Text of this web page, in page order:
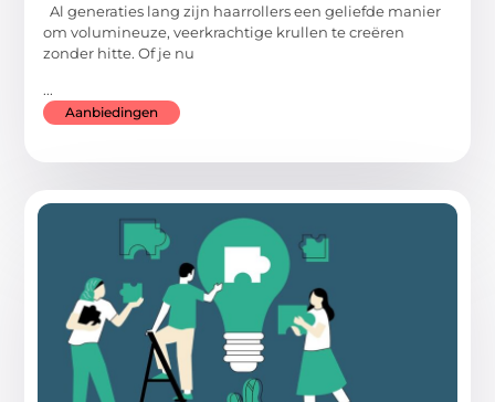
Al generaties lang zijn haarrollers een geliefde manier
om volumineuze, veerkrachtige krullen te creëren
zonder hitte. Of je nu
...
Aanbiedingen